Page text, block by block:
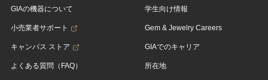
GIAの機器について
小売業者サポート
キャンパス ストア
よくある質問（FAQ）
学生向け情報
Gem & Jewelry Careers
GIAでのキャリア
所在地